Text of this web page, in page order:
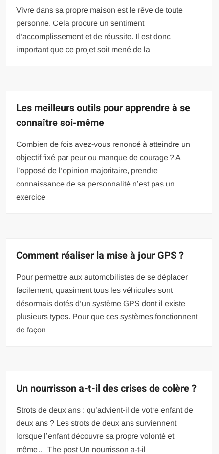
Vivre dans sa propre maison est le rêve de toute
personne. Cela procure un sentiment
d’accomplissement et de réussite. Il est donc
important que ce projet soit mené de la
Les meilleurs outils pour apprendre à se
connaître soi-même
Combien de fois avez-vous renoncé à atteindre un
objectif fixé par peur ou manque de courage ? A
l’opposé de l’opinion majoritaire, prendre
connaissance de sa personnalité n’est pas un
exercice
Comment réaliser la mise à jour GPS ?
Pour permettre aux automobilistes de se déplacer
facilement, quasiment tous les véhicules sont
désormais dotés d’un système GPS dont il existe
plusieurs types. Pour que ces systèmes fonctionnent
de façon
Un nourrisson a-t-il des crises de colère ?
Strots de deux ans : qu’advient-il de votre enfant de
deux ans ? Les strots de deux ans surviennent
lorsque l’enfant découvre sa propre volonté et
même… The post Un nourrisson a-t-il